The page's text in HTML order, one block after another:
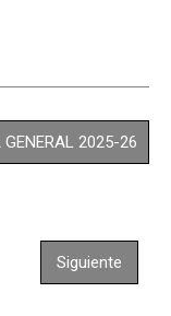
GENERAL 2025-26
Siguiente